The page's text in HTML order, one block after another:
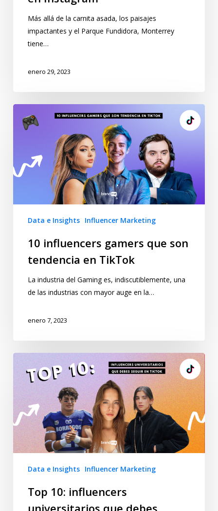
Más allá de la carnita asada, los paisajes
impactantes y el Parque Fundidora, Monterrey
tiene…
enero 29, 2023
Data e Insights Influencer Marketing
10 influencers gamers que son
tendencia en TikTok
La industria del Gaming es, indiscutiblemente, una
de las industrias con mayor auge en la…
enero 7, 2023
Data e Insights Influencer Marketing
Top 10: influencers